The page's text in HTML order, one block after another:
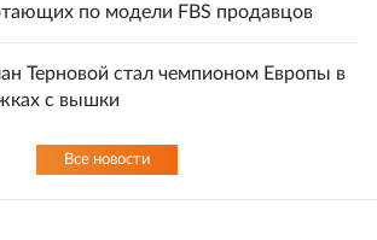
по модели FBS продавцов
Терновой стал чемпионом Европы в
с вышки
Все новости